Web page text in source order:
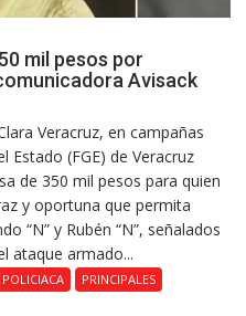
mil pesos por
Avisack
Veracruz, en campañas
Estado (FGE) de Veracruz
de 350 mil pesos para quien
y oportuna que permita
“N” y Rubén “N”, señalados
ataque armado...
POLICIACA PRINCIPALES